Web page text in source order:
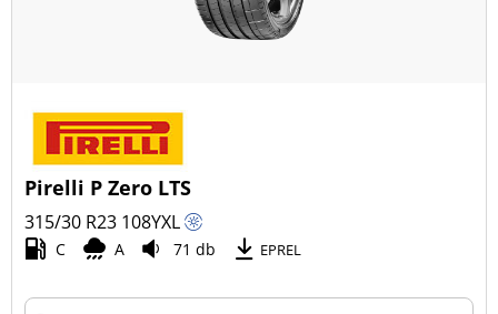
Pirelli P Zero LTS
315/30 R23 108YXL
C A 71 db EPREL